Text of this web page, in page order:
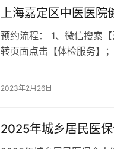
上海嘉定区中医医院
预约流程： 1、微信搜索
转页面点击【体检服务】
2023年2月26日
2025年城乡居民医